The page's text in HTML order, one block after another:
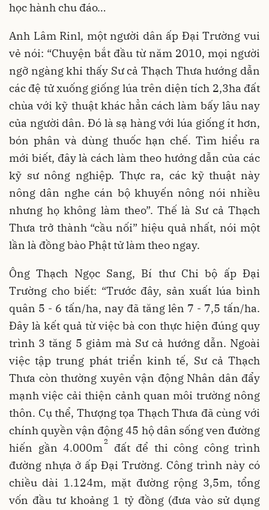
học hành chu đáo…
Anh Lâm Rinl, một người dân ấp Ðại Trường vui
vẻ nói: “Chuyện bắt đầu từ năm 2010, mọi người
ngỡ ngàng khi thấy Sư cả Thạch Thưa hướng dẫn
các đệ tử xuống giống lúa trên diện tích 2,3ha đất
chùa với kỹ thuật khác hẳn cách làm bấy lâu nay
của người dân. Đó là sạ hàng với lúa giống ít hơn,
bón phân và dùng thuốc hạn chế. Tìm hiểu ra
mới biết, đây là cách làm theo hướng dẫn của các
kỹ sư nông nghiệp. Thực ra, các kỹ thuật này
nông dân nghe cán bộ khuyến nông nói nhiều
nhưng họ không làm theo”. Thế là Sư cả Thạch
Thưa trở thành “cầu nối” hiệu quả nhất, nói một
lần là đồng bào Phật tử làm theo ngay.
Ông Thạch Ngọc Sang, Bí thư Chi bộ ấp Đại
Trường cho biết: “Trước đây, sản xuất lúa bình
quân 5 - 6 tấn/ha, nay đã tăng lên 7 - 7,5 tấn/ha.
Đây là kết quả từ việc bà con thực hiện đúng quy
trình 3 tăng 5 giảm mà Sư cả hướng dẫn. Ngoài
việc tập trung phát triển kinh tế, Sư cả Thạch
Thưa còn thường xuyên vận động Nhân dân đẩy
mạnh việc cải thiện cảnh quan môi trường nông
thôn. Cụ thể, Thượng tọa Thạch Thưa đã cùng với
chính quyền vận động 45 hộ dân sống ven đường
hiến gần 4.000m2
đất để thi công công trình
đường nhựa ở ấp Ðại Trường. Công trình này có
chiều dài 1.124m, mặt đường rộng 3,5m, tổng
vốn đầu tư khoảng 1 tỷ đồng (đưa vào sử dụng